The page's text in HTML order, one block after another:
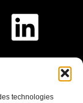
technologies